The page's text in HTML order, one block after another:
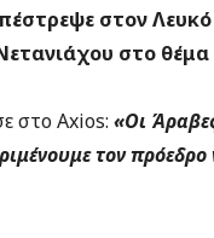
στον
στο
στο Axios: «Οι
τον πρόεδρο